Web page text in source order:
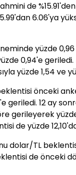
de
6.06'ya
yüzde
0,94'e geriledi.
yüzde 1,54 ve
önceki
geriledi. 12 ay
gerileyerek
de yüzde
dolar/TL
de önceki